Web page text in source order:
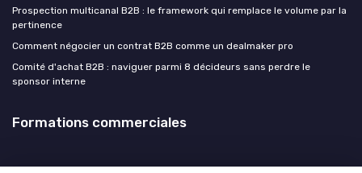
Prospection multicanal B2B : le framework qui remplace le volume par la
pertinence
Comment négocier un contrat B2B comme un dealmaker pro
Comité d'achat B2B : naviguer parmi 8 décideurs sans perdre le
sponsor interne
Formations commerciales